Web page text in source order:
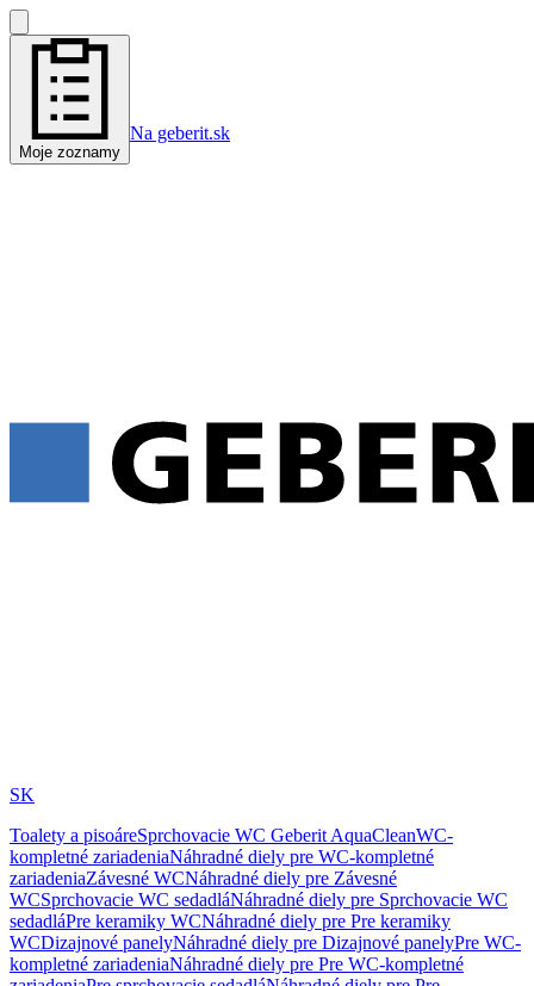
Moje zoznamy
Na geberit.sk
SK
Toalety a pisoáreSprchovacie WC Geberit AquaCleanWC-
kompletné zariadeniaNáhradné diely pre WC-kompletné
zariadeniaZávesné WCNáhradné diely pre Závesné
WCSprchovacie WC sedadláNáhradné diely pre Sprchovacie WC
sedadláPre keramiky WCNáhradné diely pre Pre keramiky
WCDizajnové panelyNáhradné diely pre Dizajnové panelyPre WC-
kompletné zariadeniaNáhradné diely pre Pre WC-kompletné